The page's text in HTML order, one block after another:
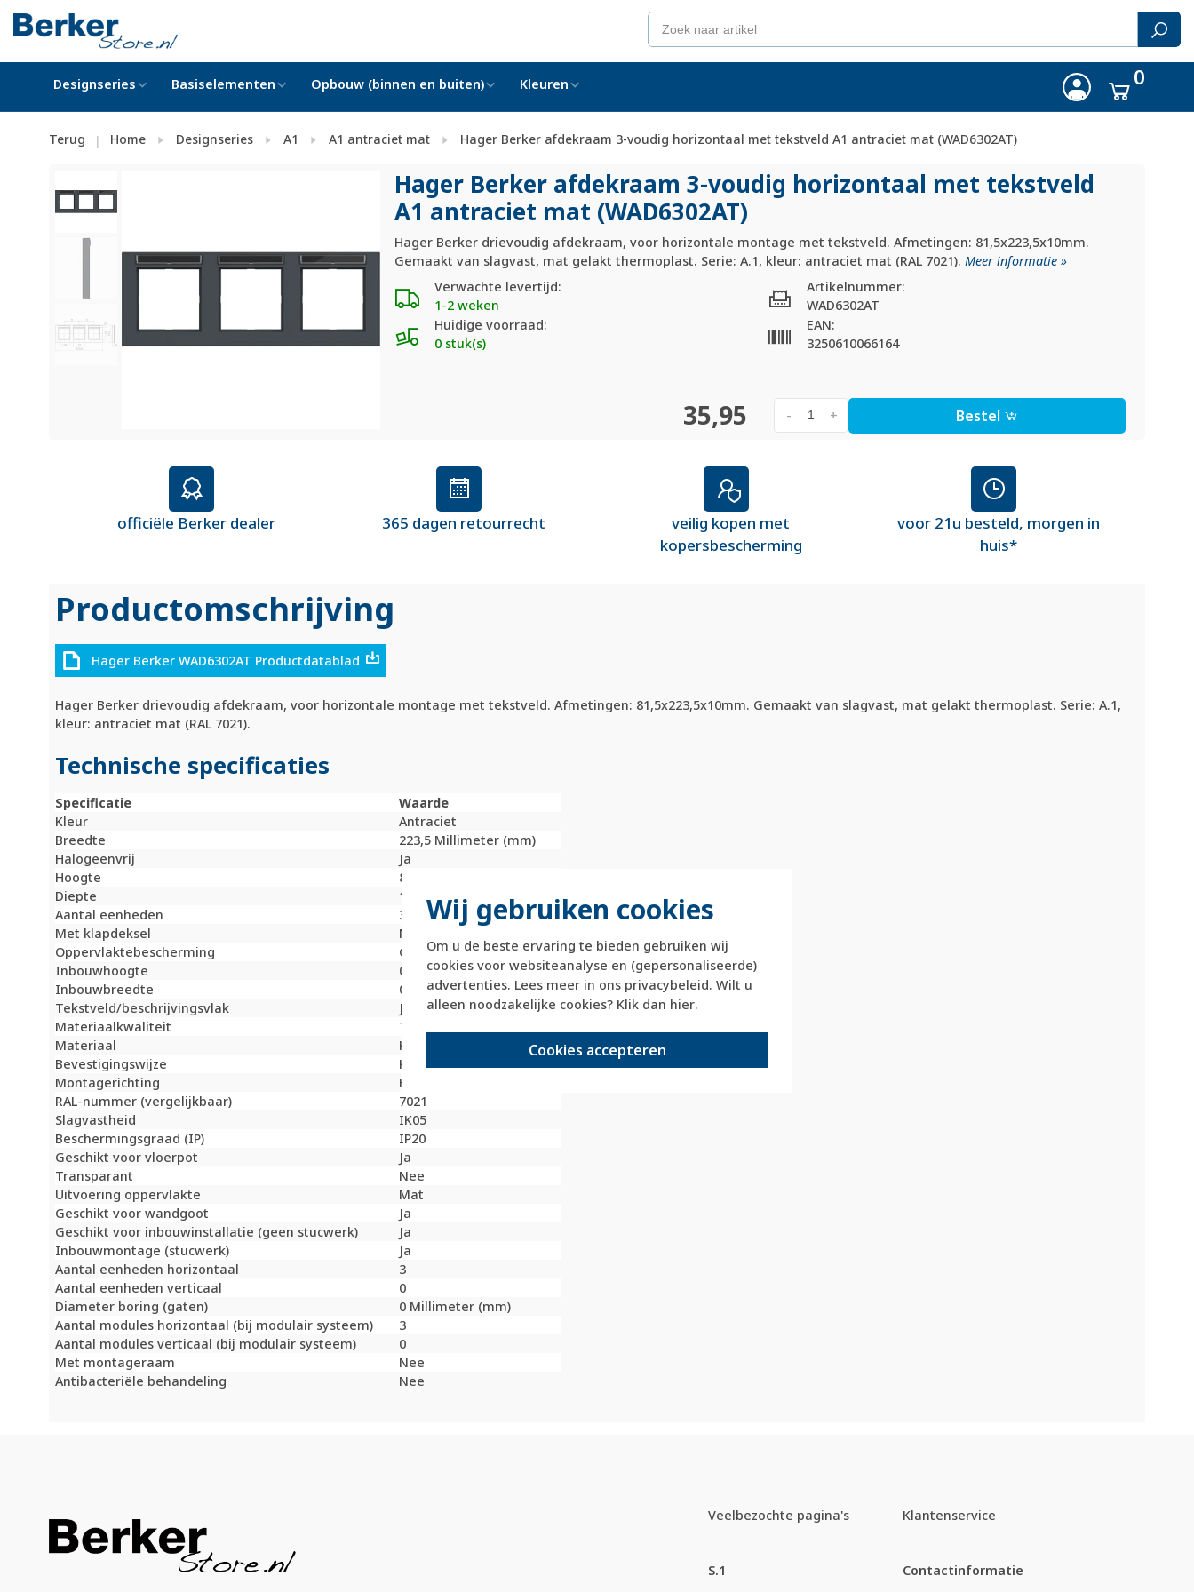
Wij gebruiken cookies
Om u de beste ervaring te bieden gebruiken wij
cookies voor websiteanalyse en (gepersonaliseerde)
advertenties. Lees meer in ons privacybeleid. Wilt u
alleen noodzakelijke cookies? Klik dan hier.
Cookies accepteren
Designseries Basiselementen Opbouw (binnen en buiten) Kleuren 0
Terug | Home Designseries A1 A1 antraciet mat Hager Berker afdekraam 3-voudig horizontaal met tekstveld A1 antraciet mat (WAD6302AT)
Hager Berker afdekraam 3-voudig horizontaal met tekstveld
A1 antraciet mat (WAD6302AT)
Hager Berker drievoudig afdekraam, voor horizontale montage met tekstveld. Afmetingen: 81,5x223,5x10mm.
Gemaakt van slagvast, mat gelakt thermoplast. Serie: A.1, kleur: antraciet mat (RAL 7021).Meer informatie »
Verwachte levertijd:
1-2 weken
Huidige voorraad:
0 stuk(s)
Artikelnummer:
WAD6302AT
EAN:
3250610066164
35,95 +
- Bestel
officiële Berker dealer 365 dagen retourrecht
veilig kopen met
kopersbescherming
voor 21u besteld, morgen in
huis*
Productomschrijving
Hager Berker WAD6302AT Productdatablad
Hager Berker drievoudig afdekraam, voor horizontale montage met tekstveld. Afmetingen: 81,5x223,5x10mm. Gemaakt van slagvast, mat gelakt thermoplast. Serie: A.1,
kleur: antraciet mat (RAL 7021).
Technische specificaties
Specificatie
Waarde
Kleur
Antraciet
Breedte
223,5 Millimeter (mm)
Halogeenvrij
Ja
Hoogte
81,5 Millimeter (mm)
Diepte
10 Millimeter (mm)
Aantal eenheden
3
Met klapdeksel
Nee
Oppervlaktebescherming
Gelakt
Inbouwhoogte
0 Millimeter (mm)
Inbouwbreedte
0 Millimeter (mm)
Tekstveld/beschrijvingsvlak
Ja
Materiaalkwaliteit
Thermoplast
Materiaal
Kunststof
Bevestigingswijze
Klembevestiging
Montagerichting
Horizontaal
RAL-nummer (vergelijkbaar)
7021
Slagvastheid
IK05
Beschermingsgraad (IP)
IP20
Geschikt voor vloerpot
Ja
Transparant
Nee
Uitvoering oppervlakte
Mat
Geschikt voor wandgoot
Ja
Geschikt voor inbouwinstallatie (geen stucwerk)
Ja
Inbouwmontage (stucwerk)
Ja
Aantal eenheden horizontaal
3
Aantal eenheden verticaal
0
Diameter boring (gaten)
0 Millimeter (mm)
Aantal modules horizontaal (bij modulair systeem)
3
Aantal modules verticaal (bij modulair systeem)
0
Met montageraam
Nee
Antibacteriële behandeling
Nee
Veelbezochte pagina's
S.1
Klantenservice
Contactinformatie